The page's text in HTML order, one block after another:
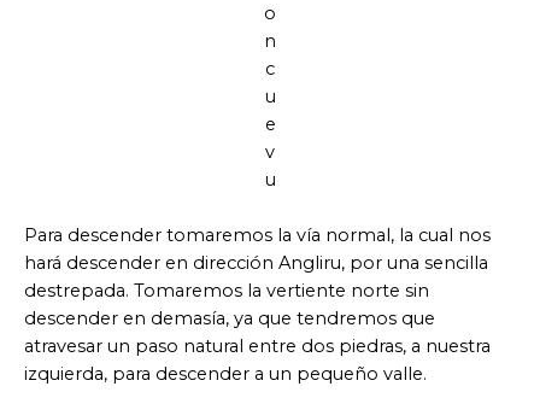
o
n
c
u
e
v
u
Para descender tomaremos la vía normal, la cual nos
hará descender en dirección Angliru, por una sencilla
destrepada. Tomaremos la vertiente norte sin
descender en demasía, ya que tendremos que
atravesar un paso natural entre dos piedras, a nuestra
izquierda, para descender a un pequeño valle.